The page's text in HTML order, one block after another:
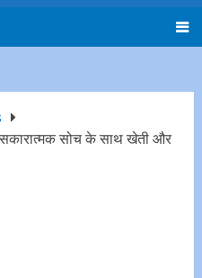
सोच के साथ खेती और